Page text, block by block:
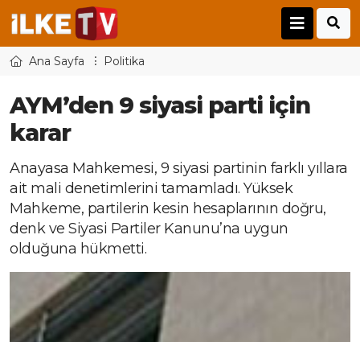
Ana Sayfa Politika
AYM’den 9 siyasi parti için
karar
Anayasa Mahkemesi, 9 siyasi partinin farklı yıllara
ait mali denetimlerini tamamladı. Yüksek
Mahkeme, partilerin kesin hesaplarının doğru,
denk ve Siyasi Partiler Kanunu’na uygun
olduğuna hükmetti.